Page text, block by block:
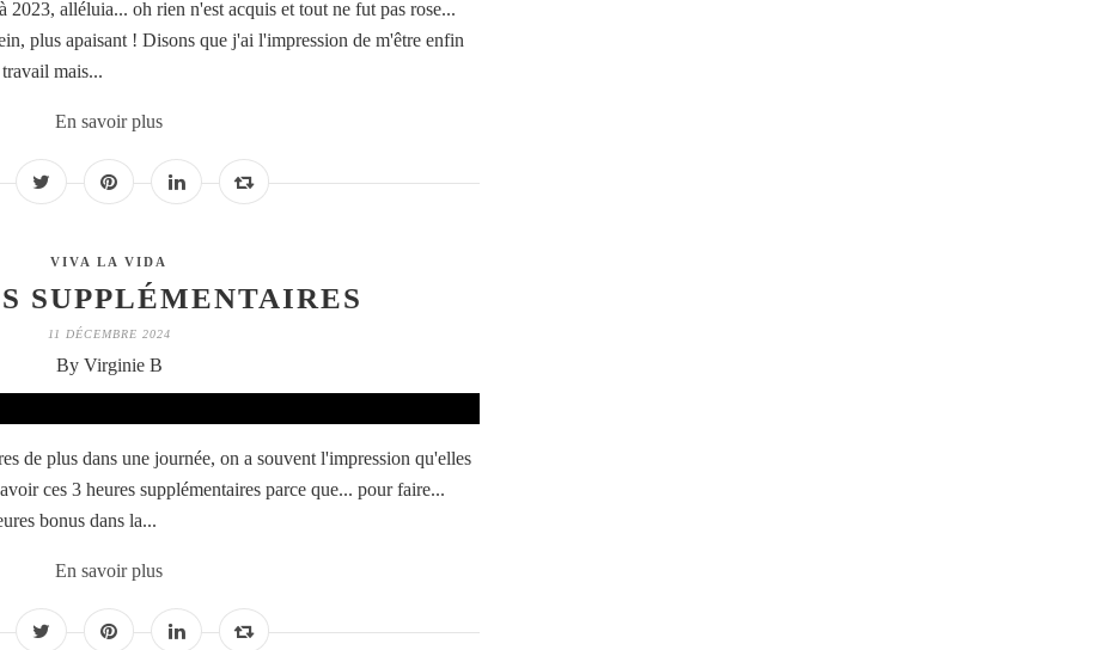
2023, alléluia... oh rien n'est acquis et tout ne fut pas rose...
plus apaisant ! Disons que j'ai l'impression de m'être enfin
mais...
En savoir plus
VIVA LA VIDA
SUPPLÉMENTAIRES
11 DÉCEMBRE 2024
By Virginie B
de plus dans une journée, on a souvent l'impression qu'elles
ces 3 heures supplémentaires parce que... pour faire...
bonus dans la...
En savoir plus